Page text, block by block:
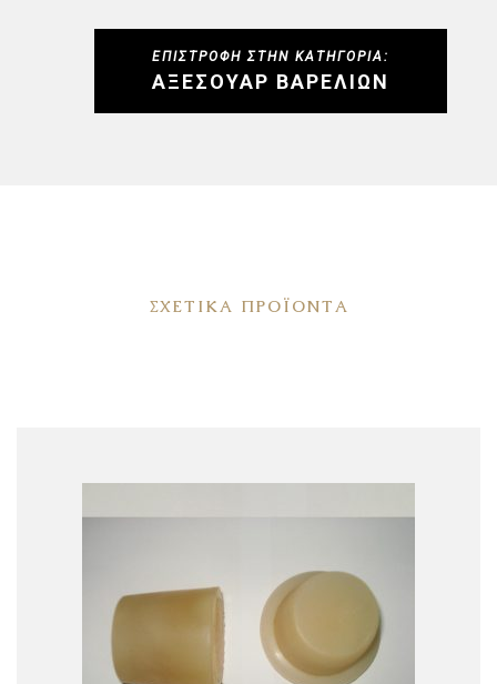
ΕΠΙΣΤΡΟΦΉ ΣΤΗΝ ΚΑΤΗΓΟΡΊΑ:
ΑΞΕΣΟΥΆΡ ΒΑΡΕΛΙΏΝ
ΣΧΕΤΙΚΆ ΠΡΟΪΌΝΤΑ